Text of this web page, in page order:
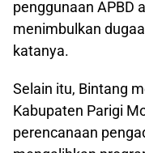
penggunaan APBD
menimbulkan
katanya.
Selain itu, Bintang
Kabupaten Parigi
perencanaan